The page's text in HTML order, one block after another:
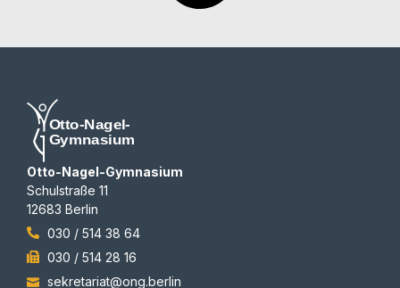
Otto-Nagel-Gymnasium
Schulstraße 11
12683 Berlin
030 / 514 38 64
030 / 514 28 16
sekretariat@ong.berlin